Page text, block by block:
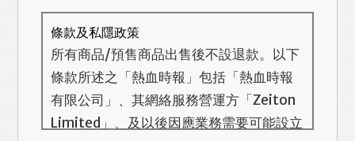
條款及私隱政策
所有商品/預售商品出售後不設退款。以下
條款所述之「熱血時報」包括「熱血時報
有限公司」、其網絡服務營運方「Zeiton
Limited」、及以後因應業務需要可能設立